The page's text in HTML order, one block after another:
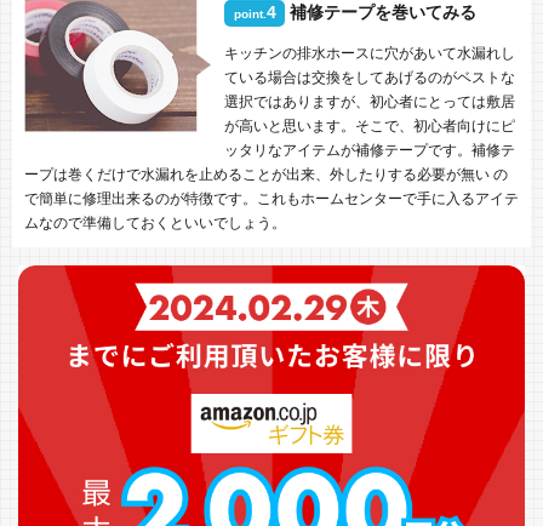
point.4 補修テープを巻いてみる
キッチンの排水ホースに穴があいて水漏れし
ている場合は交換をしてあげるのがベストな
選択ではありますが、初心者にとっては敷居
が高いと思います。そこで、初心者向けにピ
ッタリなアイテムが補修テープです。補修テ
ープは巻くだけで水漏れを止めることが出来、外したりする必要が無い の
で簡単に修理出来るのが特徴です。これもホームセンターで手に入るアイテ
ムなので準備しておくといいでしょう。